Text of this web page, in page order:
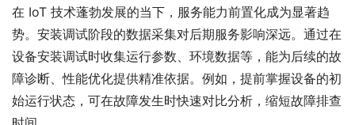
在 IoT 技术蓬勃发展的当下，服务能力前置化成为显著趋
势。安装调试阶段的数据采集对后期服务影响深远。通过在
设备安装调试时收集运行参数、环境数据等，能为后续的故
障诊断、性能优化提供精准依据。例如，提前掌握设备的初
始运行状态，可在故障发生时快速对比分析，缩短故障排查